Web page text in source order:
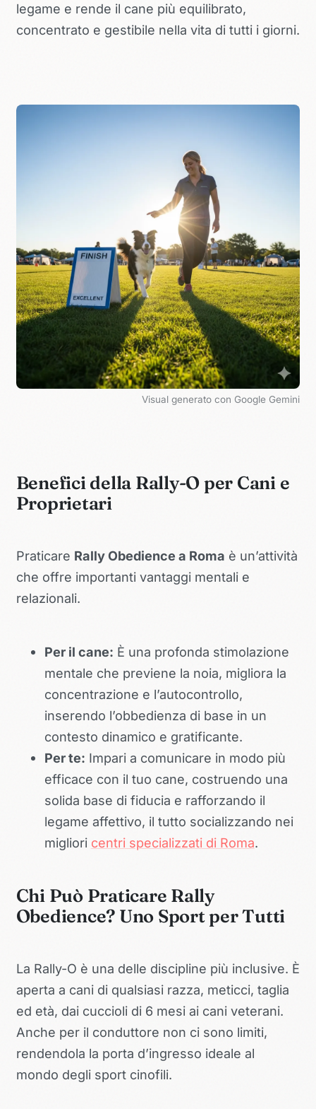
legame e rende il cane più equilibrato,
concentrato e gestibile nella vita di tutti i giorni.
Visual generato con Google Gemini
Benefici della Rally-O per Cani e
Proprietari
Praticare Rally Obedience a Roma è un’attività
che offre importanti vantaggi mentali e
relazionali.
Per il cane: È una profonda stimolazione
mentale che previene la noia, migliora la
concentrazione e l’autocontrollo,
inserendo l’obbedienza di base in un
contesto dinamico e gratificante.
Per te: Impari a comunicare in modo più
efficace con il tuo cane, costruendo una
solida base di fiducia e rafforzando il
legame affettivo, il tutto socializzando nei
migliori centri specializzati di Roma.
Chi Può Praticare Rally
Obedience? Uno Sport per Tutti
La Rally-O è una delle discipline più inclusive. È
aperta a cani di qualsiasi razza, meticci, taglia
ed età, dai cuccioli di 6 mesi ai cani veterani.
Anche per il conduttore non ci sono limiti,
rendendola la porta d’ingresso ideale al
mondo degli sport cinofili.